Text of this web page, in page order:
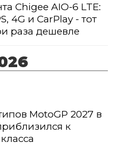
Chigee AIO-6 LTE:
4G и CarPlay - тот
раза дешевле
MotoGP 2027 в
к